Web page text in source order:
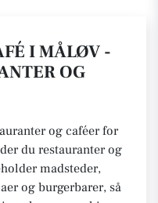
I MÅLØV -
OG
og caféer for
du restauranter og
madsteder,
og burgerbarer, så